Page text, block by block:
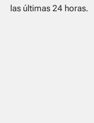
las últimas 24 horas.